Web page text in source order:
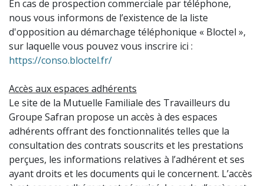
En cas de prospection commerciale par téléphone,
nous vous informons de l’existence de la liste
d'opposition au démarchage téléphonique « Bloctel »,
sur laquelle vous pouvez vous inscrire ici :
https://conso.bloctel.fr/
Accès aux espaces adhérents
Le site de la Mutuelle Familiale des Travailleurs du
Groupe Safran propose un accès à des espaces
adhérents offrant des fonctionnalités telles que la
consultation des contrats souscrits et les prestations
perçues, les informations relatives à l’adhérent et ses
ayant droits et les documents qui le concernent. L’accès